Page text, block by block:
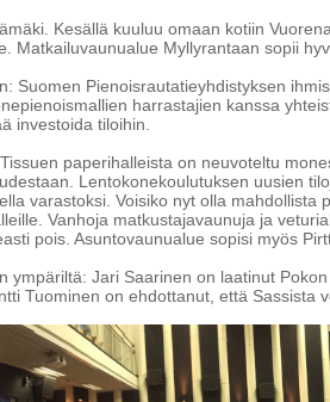
Kesällä kuuluu omaan kotiin
Matkailuvaunualue Myllyrantaan sopii
Suomen Pienoisrautatieyhdistyksen
harrastajien kanssa
investoida tiloihin.
paperihalleista on neuvoteltu
Lentokonekoulutuksen uusien
varastoksi. Voisiko nyt olla
Vanhoja matkustajavaunuja ja
pois. Asuntovaunualue sopisi myös
ympäriltä: Jari Saarinen on laatinut
Tuominen on ehdottanut, että Sassista